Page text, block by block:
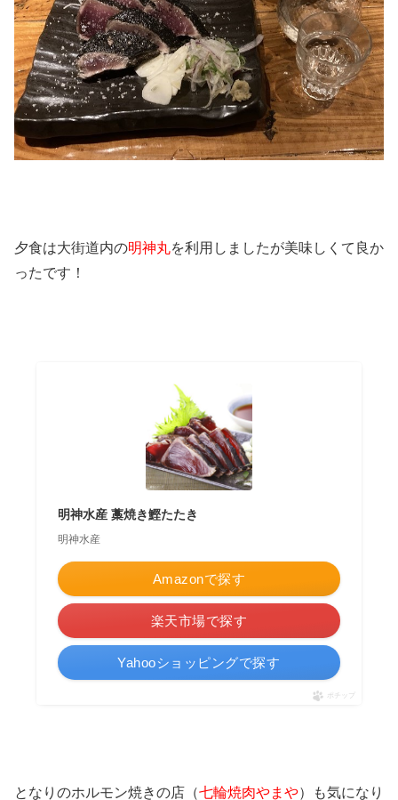
夕食は大街道内の明神丸を利用しましたが美味しくて良か
ったです！
明神水産 藁焼き鰹たたき
明神水産
Amazonで探す
楽天市場で探す
Yahooショッピングで探す
ポチップ
となりのホルモン焼きの店（七輪焼肉やまや）も気になり